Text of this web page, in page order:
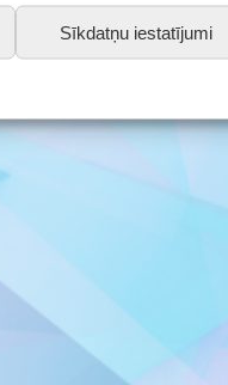
Sīkdatņu iestatījumi